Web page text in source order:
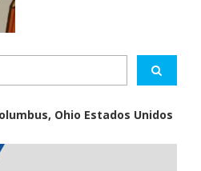
Ohio Estados Unidos